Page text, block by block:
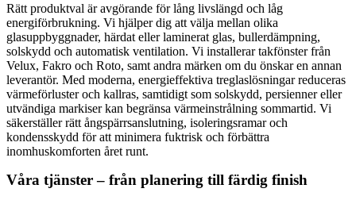
Rätt produktval är avgörande för lång livslängd och låg
energiförbrukning. Vi hjälper dig att välja mellan olika
glasuppbyggnader, härdat eller laminerat glas, bullerdämpning,
solskydd och automatisk ventilation. Vi installerar takfönster från
Velux, Fakro och Roto, samt andra märken om du önskar en annan
leverantör. Med moderna, energieffektiva treglaslösningar reduceras
värmeförluster och kallras, samtidigt som solskydd, persienner eller
utvändiga markiser kan begränsa värmeinstrålning sommartid. Vi
säkerställer rätt ångspärrsanslutning, isoleringsramar och
kondensskydd för att minimera fuktrisk och förbättra
inomhuskomforten året runt.
Våra tjänster – från planering till färdig finish